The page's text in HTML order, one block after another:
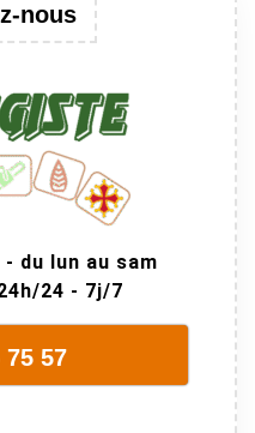
nous
- du lun au sam
24 - 7j/7
75 57